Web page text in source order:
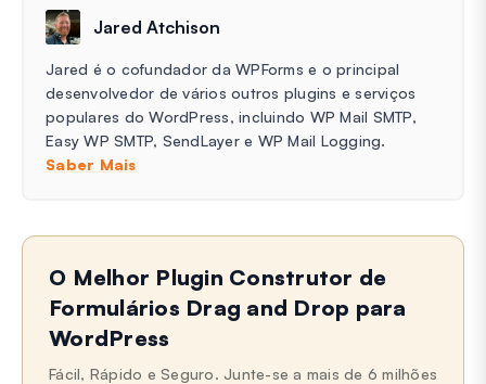
Jared Atchison
Jared é o cofundador da WPForms e o principal
desenvolvedor de vários outros plugins e serviços
populares do WordPress, incluindo WP Mail SMTP,
Easy WP SMTP, SendLayer e WP Mail Logging.
Saber Mais
O Melhor Plugin Construtor de
Formulários Drag and Drop para
WordPress
Fácil, Rápido e Seguro. Junte-se a mais de 6 milhões